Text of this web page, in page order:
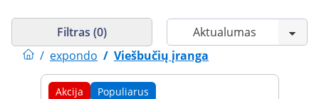
/ expondo / Viešbučių įranga
Filtras (0)
Akcija Populiarus